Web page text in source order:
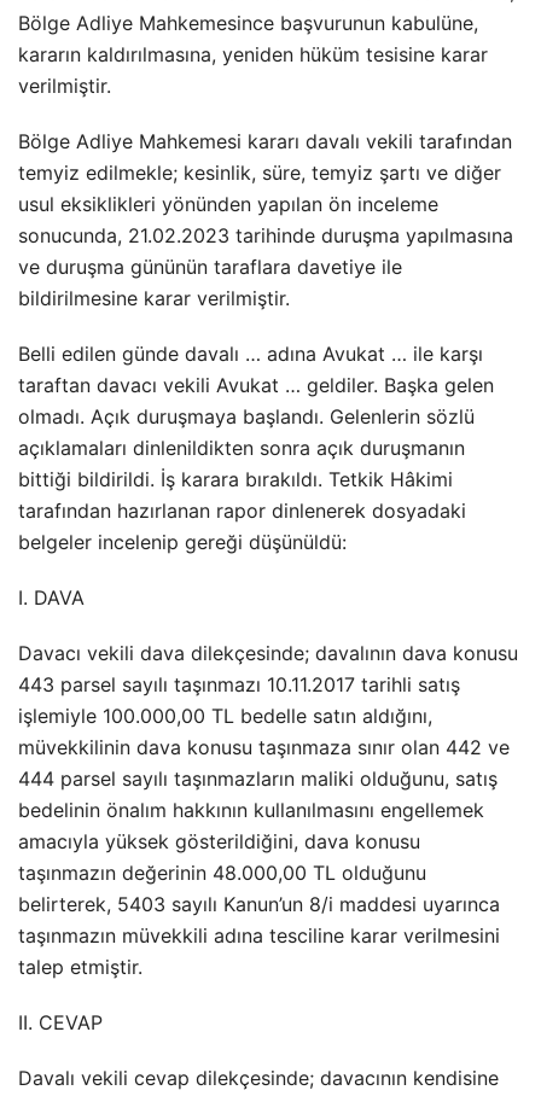
Bölge Adliye Mahkemesince başvurunun kabulüne,
kararın kaldırılmasına, yeniden hüküm tesisine karar
verilmiştir.
Bölge Adliye Mahkemesi kararı davalı vekili tarafından
temyiz edilmekle; kesinlik, süre, temyiz şartı ve diğer
usul eksiklikleri yönünden yapılan ön inceleme
sonucunda, 21.02.2023 tarihinde duruşma yapılmasına
ve duruşma gününün taraflara davetiye ile
bildirilmesine karar verilmiştir.
Belli edilen günde davalı … adına Avukat … ile karşı
taraftan davacı vekili Avukat … geldiler. Başka gelen
olmadı. Açık duruşmaya başlandı. Gelenlerin sözlü
açıklamaları dinlenildikten sonra açık duruşmanın
bittiği bildirildi. İş karara bırakıldı. Tetkik Hâkimi
tarafından hazırlanan rapor dinlenerek dosyadaki
belgeler incelenip gereği düşünüldü:
I. DAVA
Davacı vekili dava dilekçesinde; davalının dava konusu
443 parsel sayılı taşınmazı 10.11.2017 tarihli satış
işlemiyle 100.000,00 TL bedelle satın aldığını,
müvekkilinin dava konusu taşınmaza sınır olan 442 ve
444 parsel sayılı taşınmazların maliki olduğunu, satış
bedelinin önalım hakkının kullanılmasını engellemek
amacıyla yüksek gösterildiğini, dava konusu
taşınmazın değerinin 48.000,00 TL olduğunu
belirterek, 5403 sayılı Kanun’un 8/i maddesi uyarınca
taşınmazın müvekkili adına tesciline karar verilmesini
talep etmiştir.
II. CEVAP
Davalı vekili cevap dilekçesinde; davacının kendisine